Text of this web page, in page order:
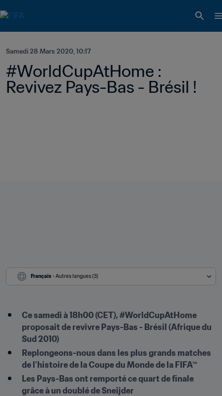
Samedi 28 Mars 2020, 10:17
#WorldCupAtHome :
Revivez Pays-Bas - Brésil !
Français - Autres langues (3)
Ce samedi à 18h00 (CET), #WorldCupAtHome
proposait de revivre Pays-Bas - Brésil (Afrique du
Sud 2010)
Replongeons-nous dans les plus grands matches
de l’histoire de la Coupe du Monde de la FIFA™
Les Pays-Bas ont remporté ce quart de finale
grâce à un doublé de Sneijder